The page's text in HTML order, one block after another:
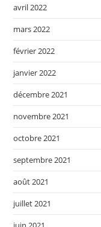
avril 2022
mars 2022
février 2022
janvier 2022
décembre 2021
novembre 2021
octobre 2021
septembre 2021
août 2021
juillet 2021